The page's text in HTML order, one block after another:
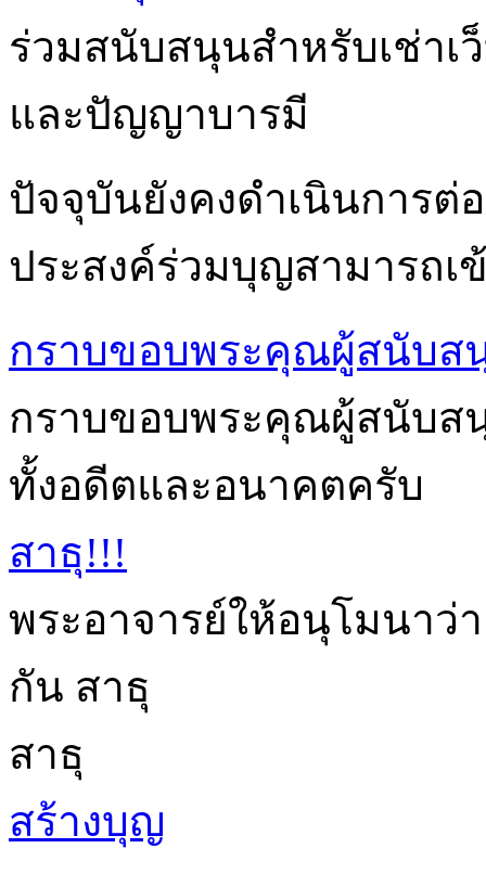
ร่วมสนับสนุนสำหรับเช่าเ
และปัญญาบารมี
ปัจจุบันยังคงดำเนินการต่
ประสงค์ร่วมบุญสามารถเ
กราบขอบพระคุณผู้สนับส
กราบขอบพระคุณผู้สนับส
ทั้งอดีตและอนาคตครับ
สาธุ!!!
พระอาจารย์ให้อนุโมนาว่
กัน สาธุ
สาธุ
สร้างบุญ